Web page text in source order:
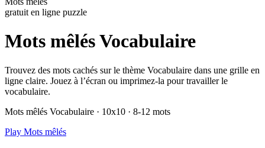
gratuit en ligne puzzle
Mots mêlés Vocabulaire
Trouvez des mots cachés sur le thème Vocabulaire dans une grille en
ligne claire. Jouez à l’écran ou imprimez-la pour travailler le
vocabulaire.
Mots mêlés Vocabulaire · 10x10 · 8-12 mots
Play Mots mêlés